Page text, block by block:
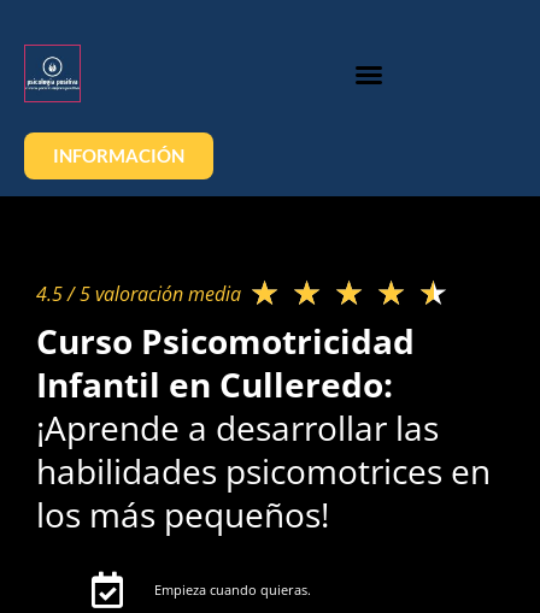
INFORMACIÓN
4.5 / 5 valoración media​ ★ ★ ★ ★ ★
Curso Psicomotricidad
Infantil en Culleredo:
¡Aprende a desarrollar las
habilidades psicomotrices en
los más pequeños!
Empieza cuando quieras.